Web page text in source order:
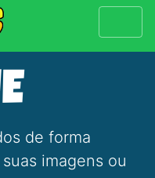
de forma
imagens ou